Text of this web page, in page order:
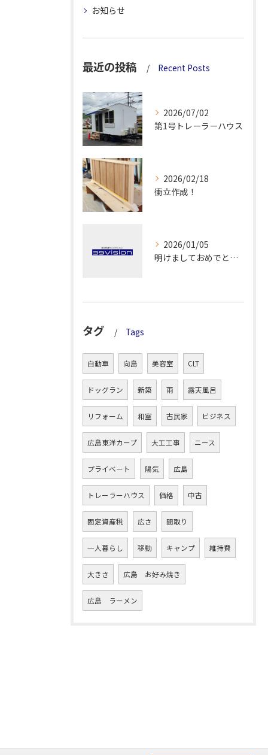
お知らせ
最近の投稿 Recent Posts
2026/07/02
第1号トレーラーハウス
2026/02/18
衝立作成！
2026/01/05
明けましておめでとうございます！
タグ Tags
自動車 向島 美容室 CLT
ドッグラン 新築 雨 露天風呂
リフォーム 和室 古民家 ビジネス
広島東洋カープ 大工工事 ニース
プライベート 陽気 広島
トレーラーハウス 価格 中古
固定資産税 広さ 間取り
一人暮らし 移動 キャンプ 維持費
大きさ 広島 お好み焼き
広島 ラーメン